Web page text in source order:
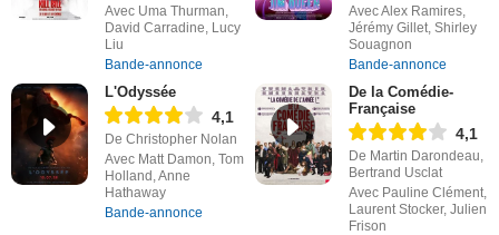
Avec Uma Thurman,
David Carradine, Lucy
Liu
Bande-annonce
Avec Alex Ramires,
Jérémy Gillet, Shirley
Souagnon
Bande-annonce
L'Odyssée
4,1
De Christopher Nolan
Avec Matt Damon, Tom
Holland, Anne
Hathaway
Bande-annonce
De la Comédie-
Française
4,1
De Martin Darondeau,
Bertrand Usclat
Avec Pauline Clément,
Laurent Stocker, Julien
Frison